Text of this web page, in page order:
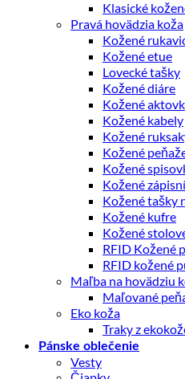
Klasické
Pravá hovädzia koža
Kožené
Kožené etue
Lovecké tašky
Kožené diáre
Kožené
Kožené kabely
Kožené
Kožené
Kožené
Kožené
Kožené tašky
Kožené kufre
Kožené
RFID Kožené
RFID kožené
Maľba na hovädziu
Maľované
Eko koža
Traky z
Pánske oblečenie
Vesty